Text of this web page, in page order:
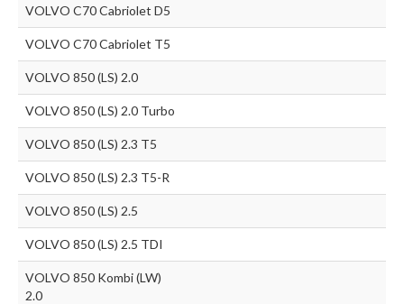
VOLVO C70 Cabriolet D5
VOLVO C70 Cabriolet T5
VOLVO 850 (LS) 2.0
VOLVO 850 (LS) 2.0 Turbo
VOLVO 850 (LS) 2.3 T5
VOLVO 850 (LS) 2.3 T5-R
VOLVO 850 (LS) 2.5
VOLVO 850 (LS) 2.5 TDI
VOLVO 850 Kombi (LW)
2.0